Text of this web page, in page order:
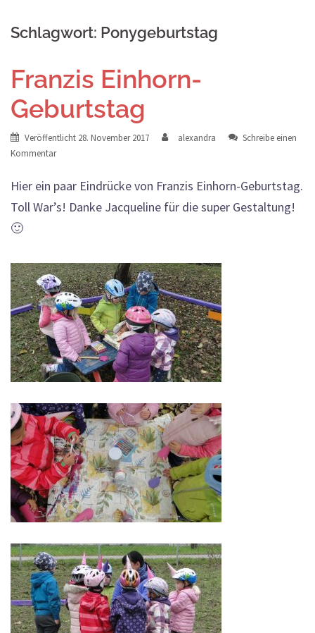
Schlagwort: Ponygeburtstag
Franzis Einhorn-
Geburtstag
Veröffentlicht 28. November 2017 alexandra
Schreibe einen
Kommentar
Hier ein paar Eindrücke von Franzis Einhorn-Geburtstag.
Toll War’s! Danke Jacqueline für die super Gestaltung!
🙂